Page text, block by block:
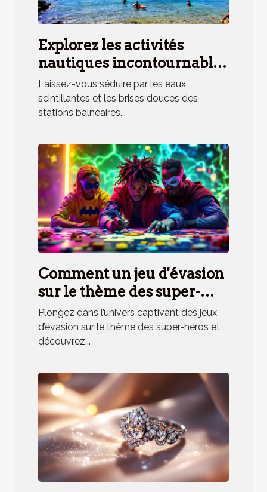
Explorez les activités
nautiques incontournables
en station balnéaire
méridionale
Laissez-vous séduire par les eaux
scintillantes et les brises douces des
stations balnéaires...
Comment un jeu d'évasion
sur le thème des super-
héros renforce la cohésion
d'équipe ?
Plongez dans l’univers captivant des jeux
d’évasion sur le thème des super-héros et
découvrez...